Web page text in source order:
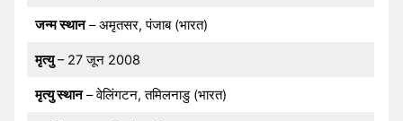
जन्म स्थान– अमृतसर, पंजाब (भारत)
मृत्यु– 27 जून 2008
मृत्यु स्थान– वेलिंगटन, तमिलनाडु (भारत)